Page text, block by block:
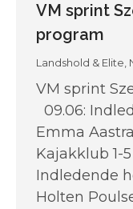
VM sprint
program
Landshold & Elite,
VM sprint
09.06:
Emma
Kajakklub 1-
Indledende
Holten